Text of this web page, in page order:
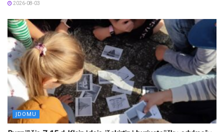
2026-08-03
ĮDOMU